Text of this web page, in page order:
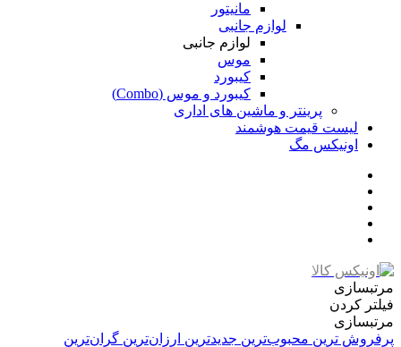
مانیتور
لوازم جانبی
لوازم جانبی
موس
کیبورد
کیبورد و موس (Combo)
پرینتر و ماشین های اداری
لیست قیمت هوشمند
اونیکس مگ
مرتبسازی
فیلتر کردن
مرتبسازی
پرفروش ترین محبوب‌ترین جدیدترین ارزان‌ترین گران‌ترین